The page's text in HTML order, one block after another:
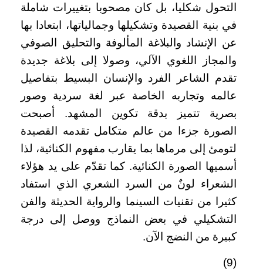
التحول شكليا، بل كان مصحوبا بتغييرات شاملة
في بنية القصيدة وتشكيلها وجمالياتها، ابتعادا بها
عن الإنشاد والبلاغة المألوفة والتحليق الصوفي
والمجاز اللغوي الآلي، وصولا إلى بلاغة جديدة
تقدم الشاعر الفرد والإنسان البسيط بتفاصيل
عالمه وتجاربه الخاصة عبر لغة سردية وصور
بصرية تتميز بدقة تكوين المشهد. أصبحت
الصورة جزءا من عالم متكامل تقدمه القصيدة
لتومئ إلى مرماها بما يقارب مفهوم الكنائية، لذا
أسميها الصورة الكنائية. كما تقدّم على يد هؤلاء
الشعراء لونٌ من السرد الشعري الذي استفاد
كثيرا من تقنيات السينما والرواية الحديثة والفن
التشكيلي في بعض النماذج ووصل إلى درجة
كبيرة من النضج الآن.
(9)